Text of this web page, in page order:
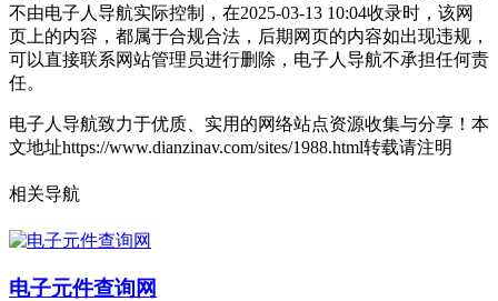
不由电子人导航实际控制，在2025-03-13 10:04收录时，该网
页上的内容，都属于合规合法，后期网页的内容如出现违规，
可以直接联系网站管理员进行删除，电子人导航不承担任何责
任。
电子人导航致力于优质、实用的网络站点资源收集与分享！ 本
文地址https://www.dianzinav.com/sites/1988.html转载请注明
相关导航
电子元件查询网